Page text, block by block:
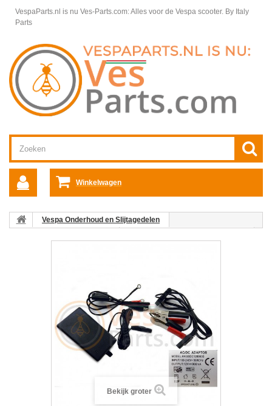
VespaParts.nl is nu Ves-Parts.com: Alles voor de Vespa scooter. By Italy
Parts
Winkelwagen
Vespa Onderhoud en Slijtagedelen
Bekijk groter